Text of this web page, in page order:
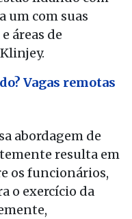
um com suas
áreas de
Vagas remotas
abordagem de
resulta em
os funcionários,
o exercício da